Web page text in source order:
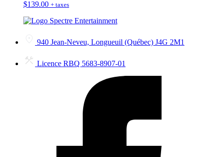
$139.00 + taxes
940 Jean-Neveu, Longueuil (Québec) J4G 2M1
Licence RBQ 5683-8907-01